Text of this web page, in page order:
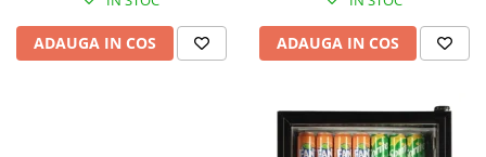
ADAUGA IN COS ADAUGA IN COS